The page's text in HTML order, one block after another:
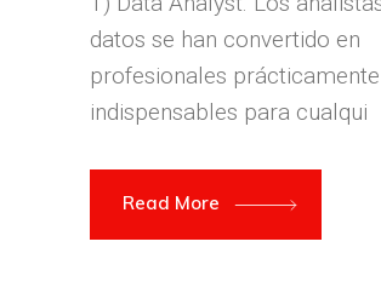
datos se han convertido en
profesionales prácticamente
indispensables para cualqui
Read More